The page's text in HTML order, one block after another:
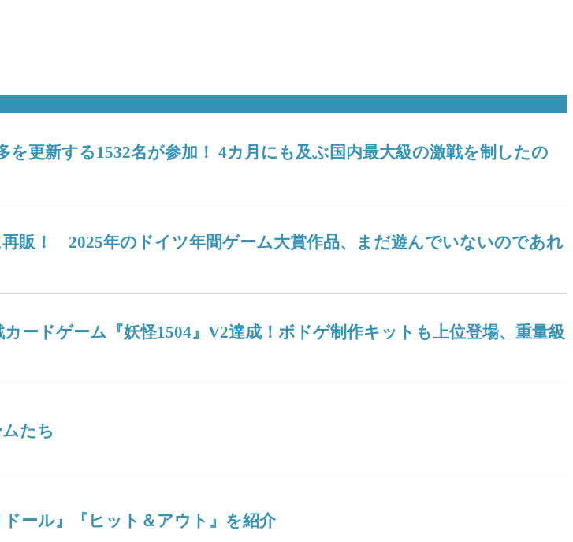
を更新する1532名が参加！ 4カ月にも及ぶ国内最大級の激戦を制したの
再販！ 2025年のドイツ年間ゲーム大賞作品、まだ遊んでいないのであれ
ードゲーム『妖怪1504』V2達成！ボドゲ制作キットも上位登場、重量級
たち
ール』『ヒット＆アウト』を紹介